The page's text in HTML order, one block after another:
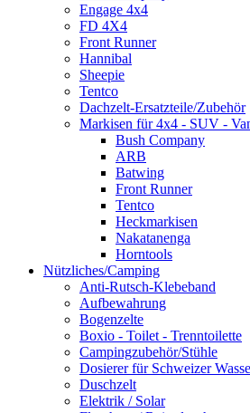
Engage 4x4
FD 4X4
Front Runner
Hannibal
Sheepie
Tentco
Dachzelt-Ersatzteile/Zubehör
Markisen für 4x4 - SUV -
Bush Company
ARB
Batwing
Front Runner
Tentco
Heckmarkisen
Nakatanenga
Horntools
Nützliches/Camping
Anti-Rutsch-Klebeband
Aufbewahrung
Bogenzelte
Boxio - Toilet - Trenntoilette
Campingzubehör/Stühle
Dosierer für Schweizer
Duschzelt
Elektrik / Solar